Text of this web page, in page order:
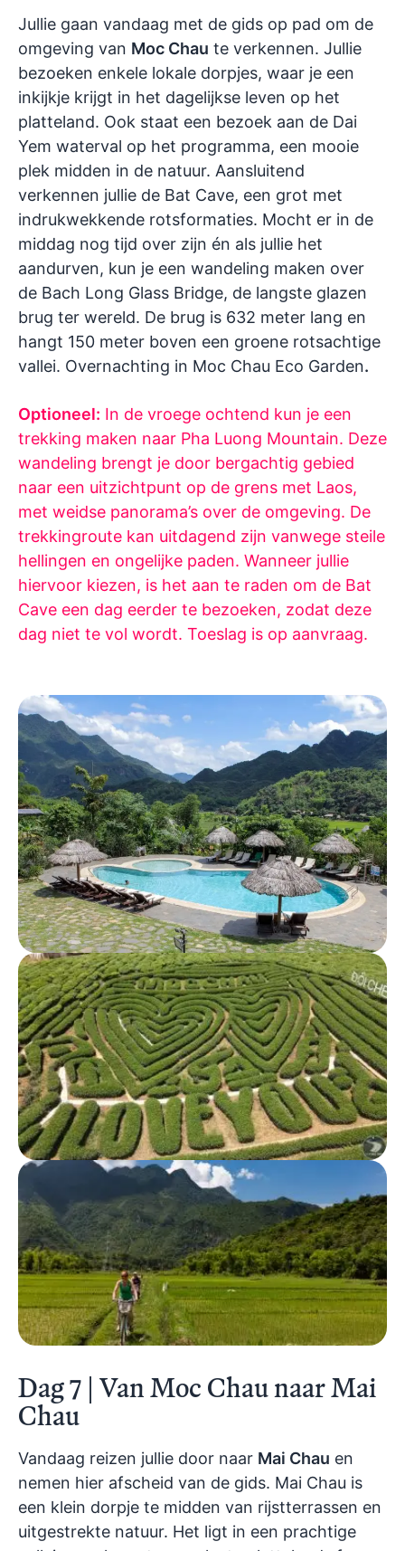
Jullie gaan vandaag met de gids op pad om de
omgeving van Moc Chau te verkennen. Jullie
bezoeken enkele lokale dorpjes, waar je een
inkijkje krijgt in het dagelijkse leven op het
platteland. Ook staat een bezoek aan de Dai
Yem waterval op het programma, een mooie
plek midden in de natuur. Aansluitend
verkennen jullie de Bat Cave, een grot met
indrukwekkende rotsformaties. Mocht er in de
middag nog tijd over zijn én als jullie het
aandurven, kun je een wandeling maken over
de Bach Long Glass Bridge, de langste glazen
brug ter wereld. De brug is 632 meter lang en
hangt 150 meter boven een groene rotsachtige
vallei. Overnachting in Moc Chau Eco Garden.
Optioneel: In de vroege ochtend kun je een
trekking maken naar Pha Luong Mountain. Deze
wandeling brengt je door bergachtig gebied
naar een uitzichtpunt op de grens met Laos,
met weidse panorama’s over de omgeving. De
trekkingroute kan uitdagend zijn vanwege steile
hellingen en ongelijke paden. Wanneer jullie
hiervoor kiezen, is het aan te raden om de Bat
Cave een dag eerder te bezoeken, zodat deze
dag niet te vol wordt. Toeslag is op aanvraag.
Dag 7 | Van Moc Chau naar Mai
Chau
Vandaag reizen jullie door naar Mai Chau en
nemen hier afscheid van de gids. Mai Chau is
een klein dorpje te midden van rijstterrassen en
uitgestrekte natuur. Het ligt in een prachtige